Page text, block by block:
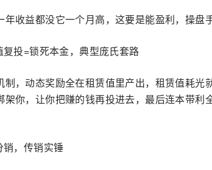
年收益都没它一个月高，这要是能盈利，操盘
投=锁死本金，典型庞氏套路
制，动态奖励全在租赁值里产出，租赁值耗
架你，让你把赚的钱再投进去，最后连本带
，传销实锤